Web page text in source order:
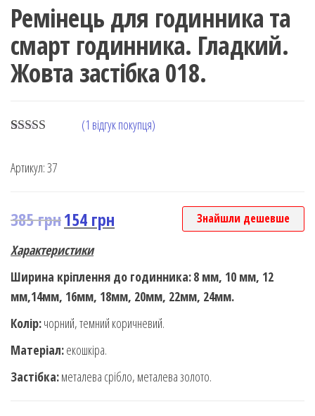
Ремінець для годинника та
смарт годинника. Гладкий.
Жовта застібка 018.
based on
(1 відгук покупця)
Артикул:37
385грн154 грн Знайшли дешевше
Характеристики
Ширина кріплення до годинника:8 мм, 10 мм, 12
мм,14мм, 16мм, 18мм, 20мм, 22мм, 24мм.
Колір:чорний, темний коричневий.
Матеріал:екошкіра.
Застібка:металева срібло, металева золото.